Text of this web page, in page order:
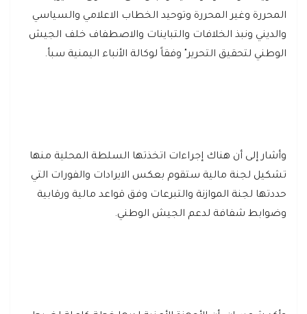
المحررة وغير المحررة وتوحيد الخطاب الاعلامي والسياسي
والديني ونبذ الخلافات والتباينات والاصطفاف خلف الجيش
الوطني لتحقيق التحرير" وفقاً لوكالة الأنباء اليمنية سبأ.
وأشار إلى أن هناك إجراءات اتخذتها السلطة المحلية منها
تشكيل لجنة مالية ستقوم بعكس الايرادات والفورات التي
حددتها لجنة الموازنة والتبرعات وفق قواعد مالية ورقابية
وضوابط شفافة لدعم الجيش الوطني.